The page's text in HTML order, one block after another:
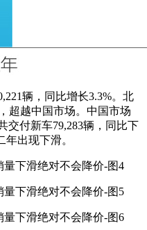
辆，同比增长3.3%。北
超越中国市场。中国市场
交付新车79,283辆，同比下
年出现下滑。